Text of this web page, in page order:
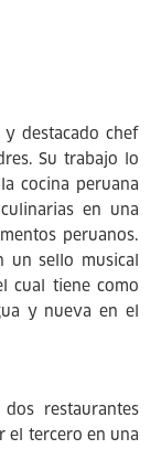
destacado chef
Su trabajo lo
cocina peruana
en una
peruanos.
un sello musical
cual tiene como
y nueva en el
restaurantes
el tercero en una